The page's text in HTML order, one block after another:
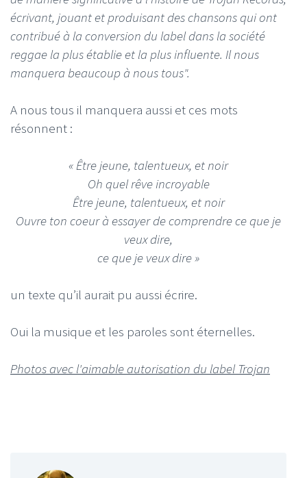
écrivant, jouant et produisant des chansons qui ont
contribué à la conversion du label dans la société
reggae la plus établie et la plus influente. Il nous
manquera beaucoup à nous tous".
A nous tous il manquera aussi et ces mots
résonnent :
« Être jeune, talentueux, et noir
Oh quel rêve incroyable
Être jeune, talentueux, et noir
Ouvre ton coeur à essayer de comprendre ce que je
veux dire,
ce que je veux dire »
un texte qu’il aurait pu aussi écrire.
Oui la musique et les paroles sont éternelles.
Photos avec l'aimable autorisation du label Trojan